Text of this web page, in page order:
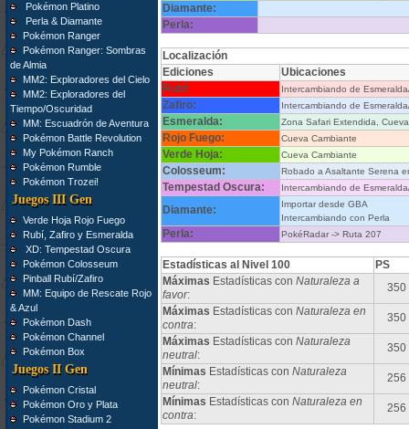
Pokémon Platino
Perla & Diamante
Pokémon Ranger
Pokémon Ranger: Sombras
de Almia
MM2: Exploradores del Cielo
MM2: Exploradores del
Tiempo/Oscuridad
MM: Escuadrón de Aventura
Pokémon Battle Revolution
My Pokémon Ranch
Pokémon Rumble
Pokémon Trozei!
Juegos III Gen
Verde Hoja Rojo Fuego
Rubí, Zafiro y Esmeralda
XD: Tempestad Oscura
Pokémon Colosseum
Pinball Rubí/Zafiro
MM: Equipo de Rescate Rojo
& Azul
Pokémon Dash
Pokémon Channel
Pokémon Box
Juegos II Gen
Pokémon Cristal
Pokémon Oro y Plata
Pokémon Stadium 2
Diamante:
Perla:
Localización
Ediciones
Ubicaciones
Rubí:
Intercambiando de
Zafiro: Intercambiando de
Esmeralda: Zona Safari Extendida,
Rojo Fuego: Cueva Cambiante
Verde Hoja: Cueva Cambiante
Colosseum: Robado a Asaltante Serena
Tempestad Oscura: Intercambiando de
Diamante:
Importar desde GBA
Intercambiando con Perla
Perla: PokéRadar -> Ruta 207
Estadísticas al Nivel 100
PS
Máximas Estadísticas con Naturaleza a
favor:
350
Máximas Estadísticas con Naturaleza en
contra:
350
Máximas Estadísticas con Naturaleza
neutral:
350
Mínimas Estadísticas con Naturaleza
neutral:
256
Mínimas Estadísticas con Naturaleza en
contra:
256